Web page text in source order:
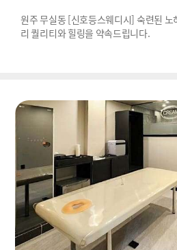
원주 무실동 [신호등스웨디시] 숙련된
리 퀄리티와 힐링을 약속드립니다.